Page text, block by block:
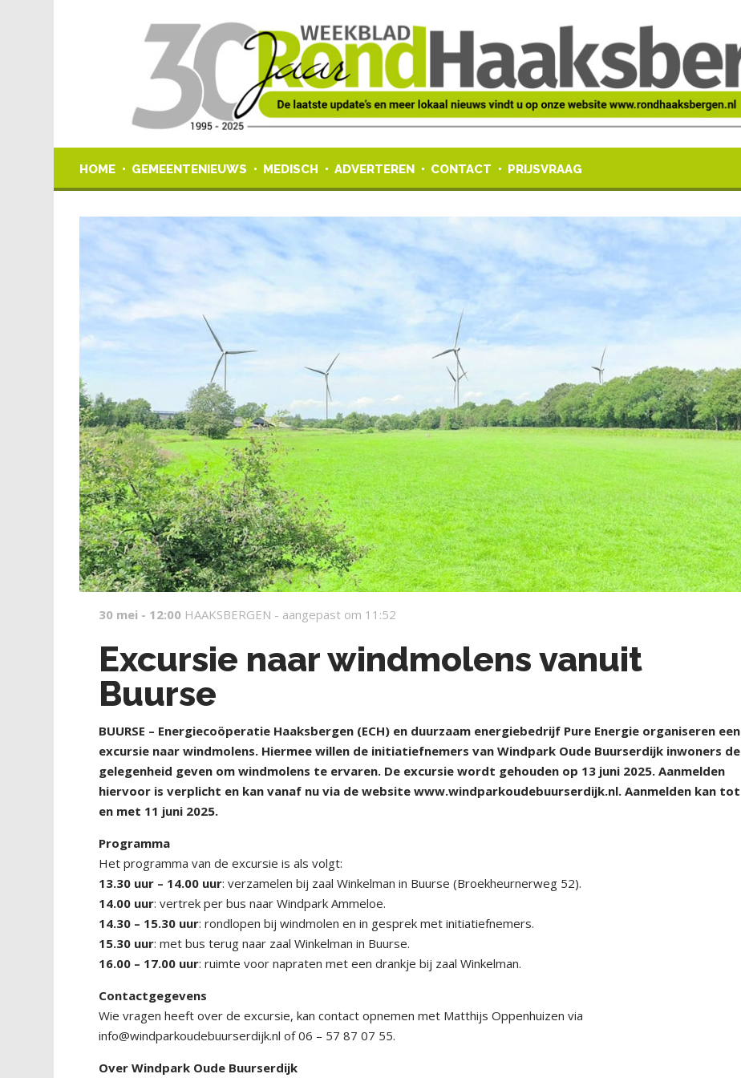
HOME GEMEENTENIEUWS MEDISCH ADVERTEREN CONTACT PRIJSVRAAG
30 mei - 12:00 HAAKSBERGEN - aangepast om 11:52
Excursie naar windmolens vanuit
Buurse
BUURSE – Energiecoöperatie Haaksbergen (ECH) en duurzaam energiebedrijf Pure Energie organiseren een
excursie naar windmolens. Hiermee willen de initiatiefnemers van Windpark Oude Buurserdijk inwoners de
gelegenheid geven om windmolens te ervaren. De excursie wordt gehouden op 13 juni 2025. Aanmelden
hiervoor is verplicht en kan vanaf nu via de website www.windparkoudebuurserdijk.nl. Aanmelden kan tot
en met 11 juni 2025.
Programma
Het programma van de excursie is als volgt:
13.30 uur – 14.00 uur: verzamelen bij zaal Winkelman in Buurse (Broekheurnerweg 52).
14.00 uur: vertrek per bus naar Windpark Ammeloe.
14.30 – 15.30 uur: rondlopen bij windmolen en in gesprek met initiatiefnemers.
15.30 uur: met bus terug naar zaal Winkelman in Buurse.
16.00 – 17.00 uur: ruimte voor napraten met een drankje bij zaal Winkelman.
Contactgegevens
Wie vragen heeft over de excursie, kan contact opnemen met Matthijs Oppenhuizen via
info@windparkoudebuurserdijk.nl of 06 – 57 87 07 55.
Over Windpark Oude Buurserdijk